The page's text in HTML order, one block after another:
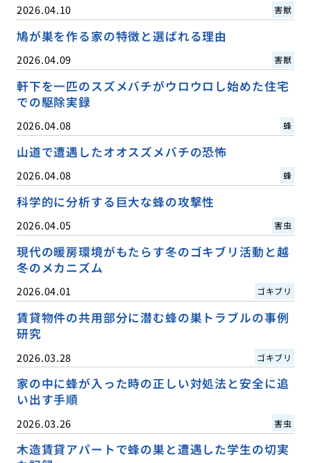
2026.04.10 害獣
鳩が巣を作る家の特徴と選ばれる理由
2026.04.09 害獣
軒下を一匹のスズメバチがウロウロし始めた住宅
での駆除実録
2026.04.08 蜂
山道で遭遇したオオスズメバチの恐怖
2026.04.08 蜂
科学的に分析する巨大な蜂の攻撃性
2026.04.05 害虫
現代の暖房環境がもたらす冬のゴキブリ活動と越
冬のメカニズム
2026.04.01 ゴキブリ
賃貸物件の共用部分に潜む蜂の巣トラブルの事例
研究
2026.03.28 ゴキブリ
家の中に蜂が入った時の正しい対処法と安全に追
い出す手順
2026.03.26 害虫
木造賃貸アパートで蜂の巣と遭遇した学生の切実